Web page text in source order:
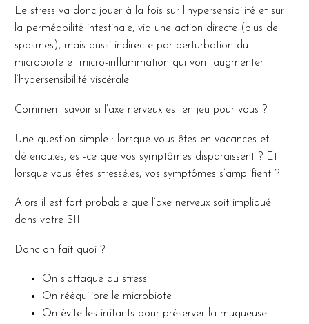
Le stress va donc jouer à la fois sur l’hypersensibilité et sur
la perméabilité intestinale, via une action directe (plus de
spasmes), mais aussi indirecte par perturbation du
microbiote et micro-inflammation qui vont augmenter
l’hypersensibilité viscérale.
Comment savoir si l’axe nerveux est en jeu pour vous ?
Une question simple : lorsque vous êtes en vacances et
détendu.es, est-ce que vos symptômes disparaissent ? Et
lorsque vous êtes stressé.es, vos symptômes s’amplifient ?
Alors il est fort probable que l’axe nerveux soit impliqué
dans votre SII.
Donc on fait quoi ?
On s’attaque au stress
On rééquilibre le microbiote
On évite les irritants pour préserver la muqueuse